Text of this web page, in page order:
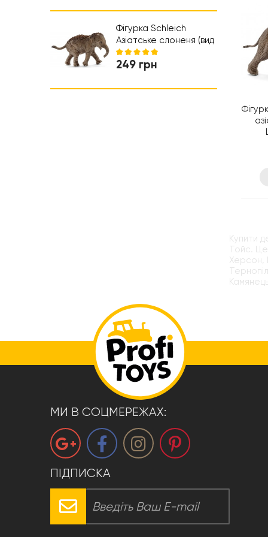
Коляски та автокрісла
Фігурка Schleich
Азіатське слоненя (вид
2) Шляйх (14755)
249 грн
Купити
Тойс.
Херсон,
МИ В СОЦМЕРЕЖАХ:
ПІДПИСКА